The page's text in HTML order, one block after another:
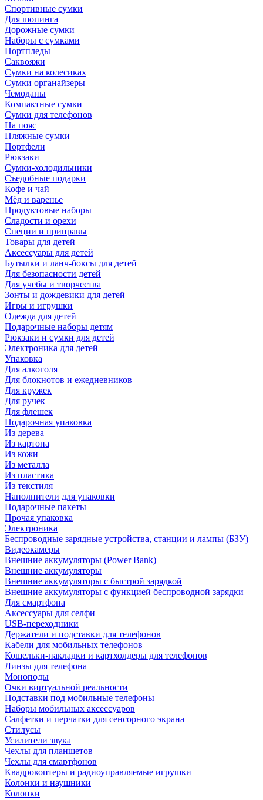
Спортивные сумки
Для шопинга
Дорожные сумки
Наборы с сумками
Портпледы
Саквояжи
Сумки на колесиках
Сумки органайзеры
Чемоданы
Компактные сумки
Сумки для телефонов
На пояс
Пляжные сумки
Портфели
Рюкзаки
Сумки-холодильники
Съедобные подарки
Кофе и чай
Мёд и варенье
Продуктовые наборы
Сладости и орехи
Специи и приправы
Товары для детей
Аксессуары для детей
Бутылки и ланч-боксы для детей
Для безопасности детей
Для учебы и творчества
Зонты и дождевики для детей
Игры и игрушки
Одежда для детей
Подарочные наборы детям
Рюкзаки и сумки для детей
Электроника для детей
Упаковка
Для алкоголя
Для блокнотов и ежедневников
Для кружек
Для ручек
Для флешек
Подарочная упаковка
Из дерева
Из картона
Из кожи
Из металла
Из пластика
Из текстиля
Наполнители для упаковки
Подарочные пакеты
Прочая упаковка
Электроника
Беспроводные зарядные устройства, станции и лампы (БЗУ)
Видеокамеры
Внешние аккумуляторы (Power Bank)
Внешние аккумуляторы
Внешние аккумуляторы с быстрой зарядкой
Внешние аккумуляторы с функцией беспроводной зарядки
Для смартфона
Аксессуары для селфи
USB-переходники
Держатели и подставки для телефонов
Кабели для мобильных телефонов
Кошельки-накладки и картхолдеры для телефонов
Линзы для телефона
Моноподы
Очки виртуальной реальности
Подставки под мобильные телефоны
Наборы мобильных аксессуаров
Салфетки и перчатки для сенсорного экрана
Стилусы
Усилители звука
Чехлы для планшетов
Чехлы для смартфонов
Квадрокоптеры и радиоуправляемые игрушки
Колонки и наушники
Колонки